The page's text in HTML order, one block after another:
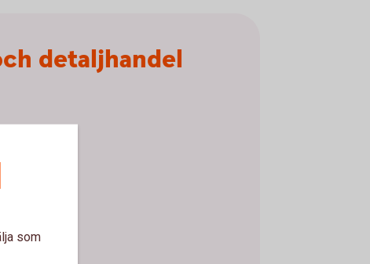
detaljhandel
som